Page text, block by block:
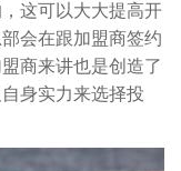
这可以大大提高开
会在跟加盟商签约
商来讲也是创造了
身实力来选择投